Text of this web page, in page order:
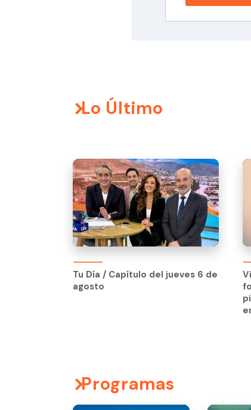
Lo Último
agosto
Tu Día / Capítulo del jueves 6 de
agosto
Programas